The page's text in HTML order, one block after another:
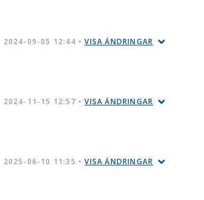
2024-09-05 12:44 •VISA ÄNDRINGAR
2024-11-15 12:57 •VISA ÄNDRINGAR
2025-06-10 11:35 •VISA ÄNDRINGAR